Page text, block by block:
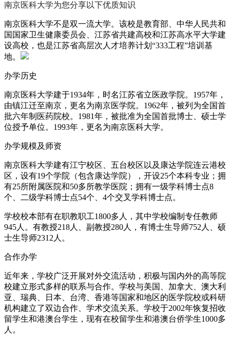
南京医科大学为您分享以下优质知识
南京医科大学不是双一流大学。该校是教育部、中华人民共和
国国家卫生健康委员会、江苏省共建高校和江苏高水平大学建
设高校，也是江苏省高层次人才培养计划“333工程”培训基
地。
办学历史
南京医科大学建于1934年，时名江苏省立医政学院。1957年，
由镇江迁至南京，更名为南京医学院。1962年，被列为全国首
批六年制医药院校。1981年，被批准为全国首批博士、硕士学
位授予单位。1993年，更名为南京医科大学。
办学规模及师资
南京医科大学建有江宁校区、五台校区以及康达学院连云港校
区，设有19个学院（包含康达学院），开设25个本科专业；拥
有25所附属医院和50多所教学医院；拥有一级学科博士点8
个、二级学科博士点54个、4个交叉学科博士点。
学校校本部有在职教职工1800多人，其中学校编制专任教师
945人。有教授218人、副教授280人，有博士生导师752人、硕
士生导师2312人。
合作办学
近年来，学校广泛开展对外交流活动，积极与国内外的高等院
校建立形式多样的联系与合作。学校与美国、加拿大、澳大利
亚、瑞典、日本、台湾、香港等国家和地区的医学院校或科研
机构建立了双边合作、学术交流关系。学校于2002年恢复招收
留学生和港澳台学生，现有在校留学生和港澳台侨学生1000多
人。